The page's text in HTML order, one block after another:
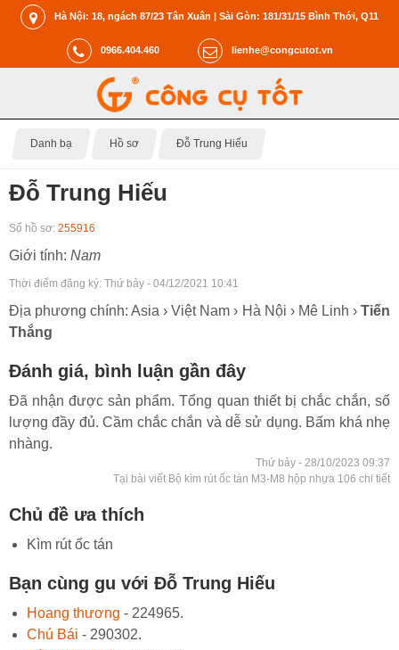
Hà Nội: 18, ngách 87/23 Tân Xuân | Sài Gòn: 181/31/15 Bình Thới, Q11
0966.404.460 lienhe@congcutot.vn
Danh bạ Hồ sơ Đỗ Trung Hiếu
Đỗ Trung Hiếu
Số hồ sơ: 255916
Giới tính: Nam
Thời điểm đăng ký: Thứ bảy - 04/12/2021 10:41
Địa phương chính: Asia › Việt Nam › Hà Nội › Mê Linh › Tiến
Thắng
Đánh giá, bình luận gần đây
Đã nhận được sản phẩm. Tổng quan thiết bị chắc chắn, số
lượng đầy đủ. Cầm chắc chắn và dễ sử dụng. Bấm khá nhẹ
nhàng.
Thứ bảy - 28/10/2023 09:37
Tại bài viết Bộ kìm rút ốc tán M3-M8 hộp nhựa 106 chi tiết
Chủ đề ưa thích
Kìm rút ốc tán
Bạn cùng gu với Đỗ Trung Hiếu
Hoang thương - 224965.
Chú Bái - 290302.